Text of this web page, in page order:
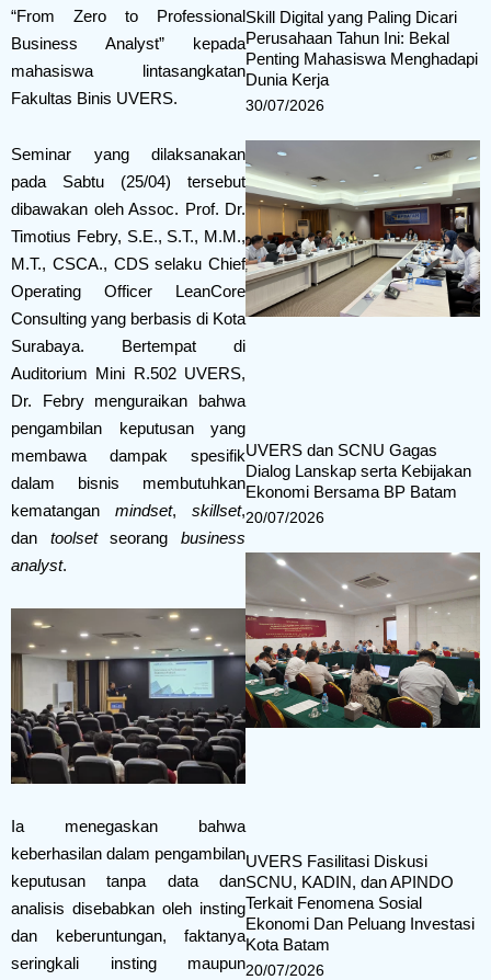
“From Zero to Professional
Business Analyst” kepada
mahasiswa lintasangkatan
Fakultas Binis UVERS.
Seminar yang dilaksanakan
pada Sabtu (25/04) tersebut
dibawakan oleh Assoc. Prof. Dr.
Timotius Febry, S.E., S.T., M.M.,
M.T., CSCA., CDS selaku Chief
Operating Officer LeanCore
Consulting yang berbasis di Kota
Surabaya. Bertempat di
Auditorium Mini R.502 UVERS,
Dr. Febry menguraikan bahwa
pengambilan keputusan yang
membawa dampak spesifik
dalam bisnis membutuhkan
kematangan mindset, skillset,
dan toolsetseorangbusiness
analyst.
Ia menegaskan bahwa
keberhasilan dalam pengambilan
keputusan tanpa data dan
analisis disebabkan oleh insting
dan keberuntungan, faktanya
seringkali insting maupun
Skill Digital yang Paling Dicari
Perusahaan Tahun Ini: Bekal
Penting Mahasiswa Menghadapi
Dunia Kerja
30/07/2026
UVERS dan SCNU Gagas
Dialog Lanskap serta Kebijakan
Ekonomi Bersama BP Batam
20/07/2026
UVERS Fasilitasi Diskusi
SCNU, KADIN, dan APINDO
Terkait Fenomena Sosial
Ekonomi Dan Peluang Investasi
Kota Batam
20/07/2026